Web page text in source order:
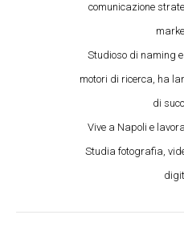
comunicazione
Studioso di naming
motori di ricerca, ha
di
Vive a Napoli e
Studia fotografia,